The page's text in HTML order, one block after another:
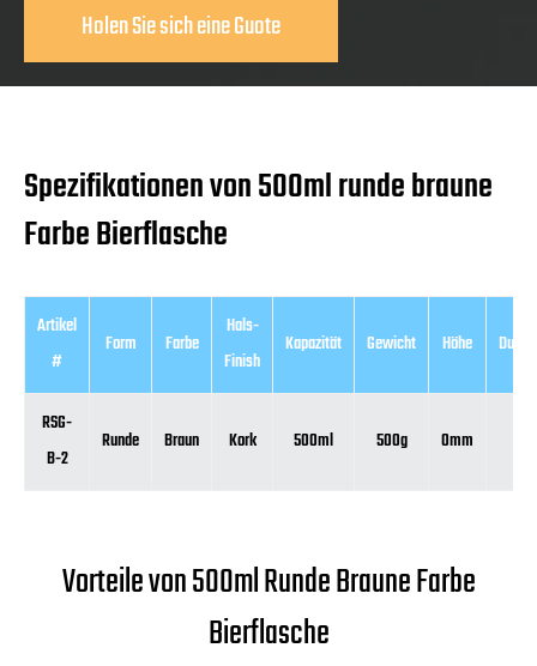
Holen Sie sich eine Guote
Spezifikationen von 500ml runde braune
Farbe Bierflasche
Artikel
#
Form Farbe
Hals-
Finish
Kapazität Gewicht Höhe
RSG-
B-2
Runde Braun Kork 500ml 500g 0mm
Vorteile von 500ml Runde Braune Farbe
Bierflasche